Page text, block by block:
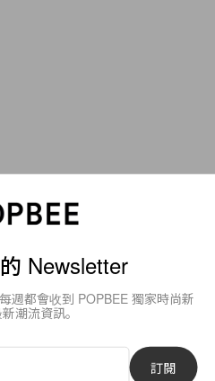
的黑色禮服，出席其主演的
Daily] 2. 女星 Julia
7
Newsletter
週都會收到 POPBEE 獨家時尚新
潮流資訊。
訂閱